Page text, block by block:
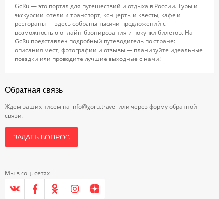
GoRu — это портал для путешествий и отдыха в России. Туры и
экскурсии, отели и транспорт, концерты и квесты, кафе и
рестораны — здесь собраны тысячи предложений с
возможностью онлайн-бронирования и покупки билетов. На
GoRu представлен подробный путеводитель по стране:
описания мест, фотографии и отзывы — планируйте идеальные
поездки или проводите лучшие выходные с нами!
Обратная связь
Ждем ваших писем на info@goru.travel или через форму обратной
связи.
ЗАДАТЬ ВОПРОС
Мы в соц. сетях